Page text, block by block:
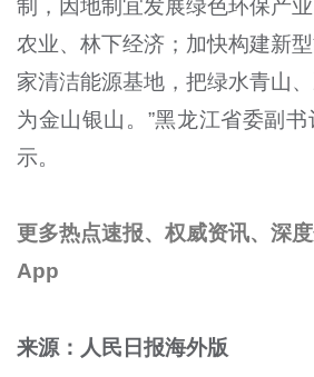
制，因地制宜发展绿色环保产
农业、林下经济；加快构建新
家清洁能源基地，把绿水青山
为金山银山。”黑龙江省委副
示。
更多热点速报、权威资讯、深
App
来源：人民日报海外版